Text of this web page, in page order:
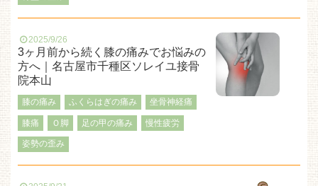
2025/9/26
3ヶ月前から続く膝の痛みでお悩みの
方へ｜名古屋市千種区ソレイユ接骨
院本山
膝の痛み ふくらはぎの痛み 坐骨神経痛
膝痛 Ｏ脚 足の甲の痛み 慢性疲労
姿勢の歪み